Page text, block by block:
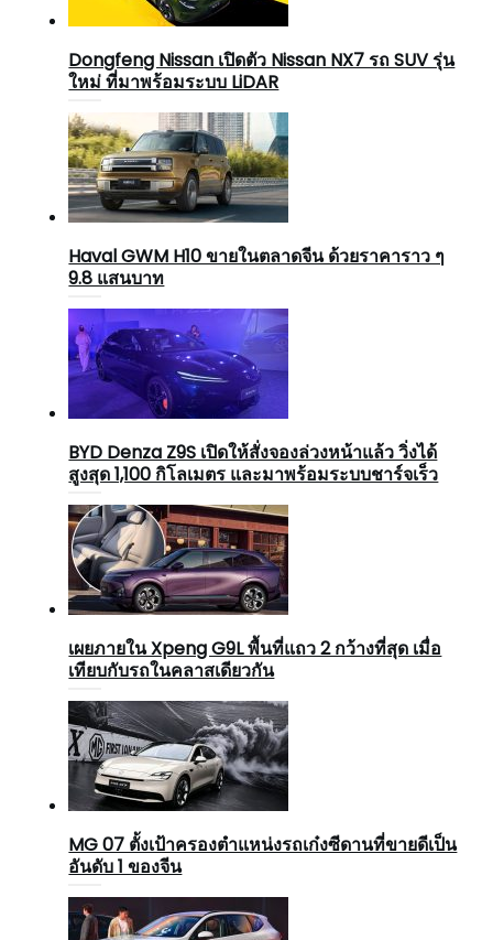
Dongfeng Nissan เปิดตัว Nissan NX7 รถ SUV รุ่น
ใหม่ ที่มาพร้อมระบบ LiDAR
Haval GWM H10 ขายในตลาดจีน ด้วยราคาราว ๆ
9.8 แสนบาท
BYD Denza Z9S เปิดให้สั่งจองล่วงหน้าแล้ว วิ่งได้
สูงสุด 1,100 กิโลเมตร และมาพร้อมระบบชาร์จเร็ว
เผยภายใน Xpeng G9L พื้นที่แถว 2 กว้างที่สุด เมื่อ
เทียบกับรถในคลาสเดียวกัน
MG 07 ตั้งเป้าครองตำแหน่งรถเก๋งซีดานที่ขายดีเป็น
อันดับ 1 ของจีน